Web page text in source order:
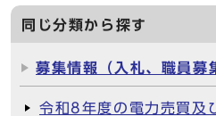
同じ分類から探す
募集情報（入札、職員募
令和8年度の電力売買及